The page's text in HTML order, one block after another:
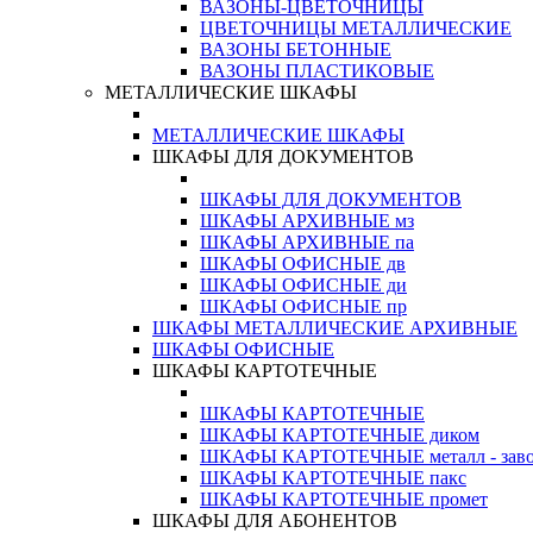
ВАЗОНЫ-ЦВЕТОЧНИЦЫ
ЦВЕТОЧНИЦЫ МЕТАЛЛИЧЕСКИЕ
ВАЗОНЫ БЕТОННЫЕ
ВАЗОНЫ ПЛАСТИКОВЫЕ
МЕТАЛЛИЧЕСКИЕ ШКАФЫ
МЕТАЛЛИЧЕСКИЕ ШКАФЫ
ШКАФЫ ДЛЯ ДОКУМЕНТОВ
ШКАФЫ ДЛЯ ДОКУМЕНТОВ
ШКАФЫ АРХИВНЫЕ мз
ШКАФЫ АРХИВНЫЕ па
ШКАФЫ ОФИСНЫЕ дв
ШКАФЫ ОФИСНЫЕ ди
ШКАФЫ ОФИСНЫЕ пр
ШКАФЫ МЕТАЛЛИЧЕСКИЕ АРХИВНЫЕ
ШКАФЫ ОФИСНЫЕ
ШКАФЫ КАРТОТЕЧНЫЕ
ШКАФЫ КАРТОТЕЧНЫЕ
ШКАФЫ КАРТОТЕЧНЫЕ диком
ШКАФЫ КАРТОТЕЧНЫЕ металл -
ШКАФЫ КАРТОТЕЧНЫЕ пакс
ШКАФЫ КАРТОТЕЧНЫЕ промет
ШКАФЫ ДЛЯ АБОНЕНТОВ